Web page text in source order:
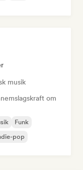
musik
om
Funk
pop